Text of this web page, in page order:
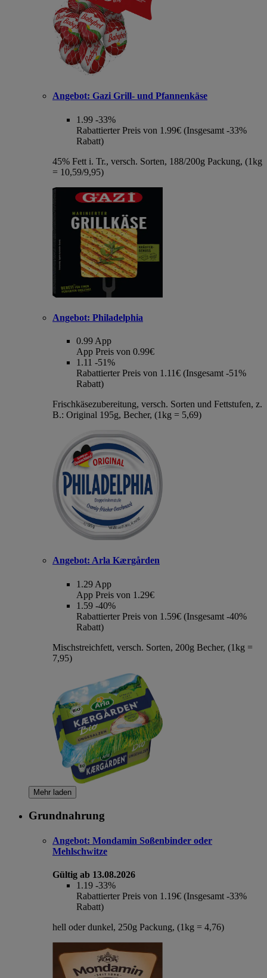
Angebot: Gazi Grill- und Pfannenkäse
1.99 -33%
Rabattierter Preis von 1.99€ (Insgesamt -33%
Rabatt)
45% Fett i. Tr., versch. Sorten, 188/200g Packung, (1kg
= 10,59/9,95)
Angebot: Philadelphia
0.99 App
App Preis von 0.99€
1.11 -51%
Rabattierter Preis von 1.11€ (Insgesamt -51%
Rabatt)
Frischkäsezubereitung, versch. Sorten und Fettstufen, z.
B.: Original 195g, Becher, (1kg = 5,69)
Angebot: Arla Kærgården
1.29 App
App Preis von 1.29€
1.59 -40%
Rabattierter Preis von 1.59€ (Insgesamt -40%
Rabatt)
Mischstreichfett, versch. Sorten, 200g Becher, (1kg =
7,95)
Mehr laden
Grundnahrung
Angebot: Mondamin Soßenbinder oder
Mehlschwitze
Gültig ab 13.08.2026
1.19 -33%
Rabattierter Preis von 1.19€ (Insgesamt -33%
Rabatt)
hell oder dunkel, 250g Packung, (1kg = 4,76)